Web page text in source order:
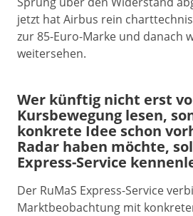
jetzt hat Airbus rein
zur 85-Euro-Marke und danach
weitersehen.
Wer künftig nicht erst
Kursbewegung lesen,
konkrete Idee schon
Radar haben möchte,
Express-Service
Der RuMaS Express-Service
Marktbeobachtung mit